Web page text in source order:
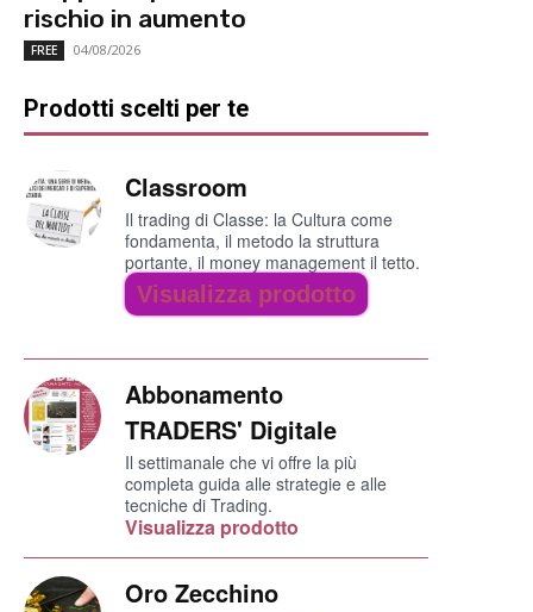
rischio in aumento
FREE 04/08/2026
Prodotti scelti per te
Classroom
Il trading di Classe: la Cultura come
fondamenta, il metodo la struttura
portante, il money management il tetto.
Visualizza prodotto
Abbonamento
TRADERS' Digitale
Il settimanale che vi offre la più
completa guida alle strategie e alle
tecniche di Trading.
Visualizza prodotto
Oro Zecchino